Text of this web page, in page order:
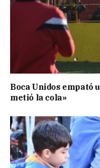
Boca Unidos empató
metió la cola»